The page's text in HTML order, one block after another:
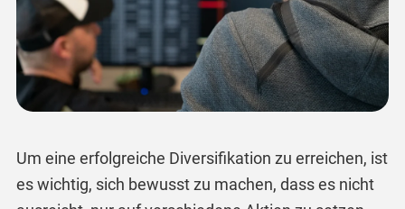
Um eine erfolgreiche Diversifikation zu erreichen, ist
es wichtig, sich bewusst zu machen, dass es nicht